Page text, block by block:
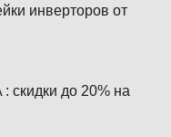
инверторов от
скидки до 20% на